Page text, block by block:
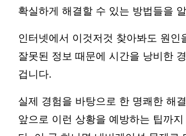
확실하게 해결할 수 있는 방법들을
인터넷에서 이것저것 찾아봐도 원인
잘못된 정보 때문에 시간을 낭비한
겁니다.
실제 경험을 바탕으로 한 명쾌한 해
앞으로 이런 상황을 예방하는 팁까지